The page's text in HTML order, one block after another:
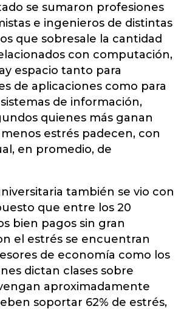
se sumaron profesiones
e ingenieros de distintas
que sobresale la cantidad
con computación,
espacio tanto para
de aplicaciones como para
de información,
quienes más ganan
estrés padecen, con
en promedio, de
también se vio con
que entre los 20
bien pagos sin gran
el estrés se encuentran
de economía como los
dictan clases sobre
aproximadamente
soportar 62% de estrés,